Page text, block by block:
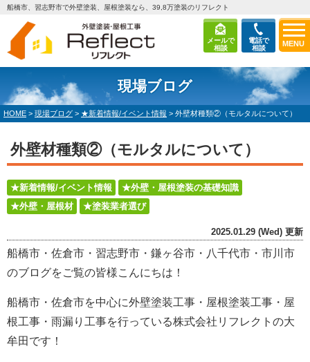
メールで
相談
電話で
相談
MENU
船橋市、習志野市で外壁塗装、屋根塗装なら、39,8万塗装のリフレクト
現場ブログ
HOME > 現場ブログ > ★新着情報/イベント情報 > 外壁材種類②（モルタルについて）
外壁材種類②（モルタルについて）
★新着情報/イベント情報
★外壁・屋根塗装の基礎知識
★外壁・屋根材
★塗装業者選び
2025.01.29 (Wed) 更新
船橋市・佐倉市・習志野市・鎌ヶ谷市・八千代市・市川市
のブログをご覧の皆様こんにちは！
船橋市・佐倉市を中心に外壁塗装工事・屋根塗装工事・屋
根工事・雨漏り工事を行っている株式会社リフレクトの大
牟田 です！